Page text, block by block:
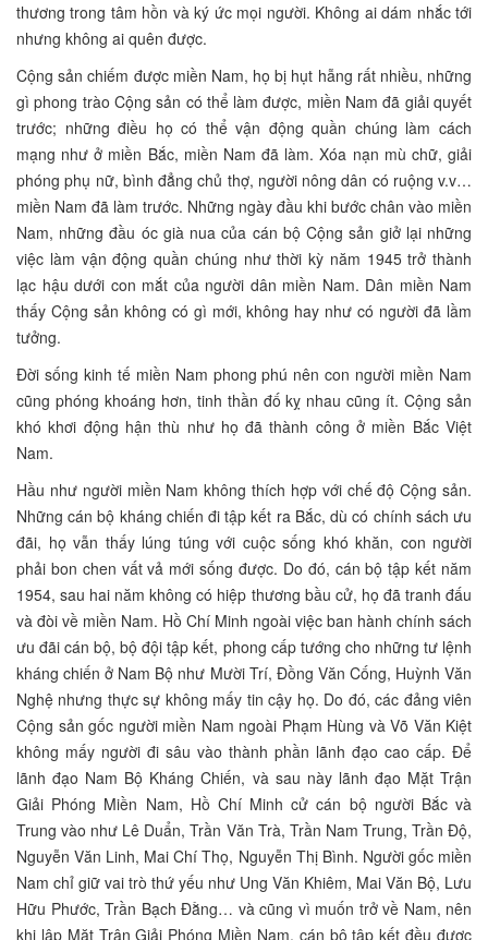
thương trong tâm hồn và ký ức mọi người. Không ai dám nhắc tới
nhưng không ai quên được.
Cộng sản chiếm được miền Nam, họ bị hụt hẫng rất nhiều, những
gì phong trào Cộng sản có thể làm được, miền Nam đã giải quyết
trước; những điều họ có thể vận động quần chúng làm cách
mạng như ở miền Bắc, miền Nam đã làm. Xóa nạn mù chữ, giải
phóng phụ nữ, bình đẳng chủ thợ, người nông dân có ruộng v.v…
miền Nam đã làm trước. Những ngày đầu khi bước chân vào miền
Nam, những đầu óc già nua của cán bộ Cộng sản giở lại những
việc làm vận động quần chúng như thời kỳ năm 1945 trở thành
lạc hậu dưới con mắt của người dân miền Nam. Dân miền Nam
thấy Cộng sản không có gì mới, không hay như có người đã lầm
tưởng.
Đời sống kinh tế miền Nam phong phú nên con người miền Nam
cũng phóng khoáng hơn, tinh thần đố kỵ nhau cũng ít. Cộng sản
khó khơi động hận thù như họ đã thành công ở miền Bắc Việt
Nam.
Hầu như người miền Nam không thích hợp với chế độ Cộng sản.
Những cán bộ kháng chiến đi tập kết ra Bắc, dù có chính sách ưu
đãi, họ vẫn thấy lúng túng với cuộc sống khó khăn, con người
phải bon chen vất vả mới sống được. Do đó, cán bộ tập kết năm
1954, sau hai năm không có hiệp thương bầu cử, họ đã tranh đấu
và đòi về miền Nam. Hồ Chí Minh ngoài việc ban hành chính sách
ưu đãi cán bộ, bộ đội tập kết, phong cấp tướng cho những tư lệnh
kháng chiến ở Nam Bộ như Mười Trí, Đồng Văn Cống, Huỳnh Văn
Nghệ nhưng thực sự không mấy tin cậy họ. Do đó, các đảng viên
Cộng sản gốc người miền Nam ngoài Phạm Hùng và Võ Văn Kiệt
không mấy người đi sâu vào thành phần lãnh đạo cao cấp. Để
lãnh đạo Nam Bộ Kháng Chiến, và sau này lãnh đạo Mặt Trận
Giải Phóng Miền Nam, Hồ Chí Minh cử cán bộ người Bắc và
Trung vào như Lê Duẩn, Trần Văn Trà, Trần Nam Trung, Trần Độ,
Nguyễn Văn Linh, Mai Chí Thọ, Nguyễn Thị Bình. Người gốc miền
Nam chỉ giữ vai trò thứ yếu như Ung Văn Khiêm, Mai Văn Bộ, Lưu
Hữu Phước, Trần Bạch Đằng… và cũng vì muốn trở về Nam, nên
khi lập Mặt Trận Giải Phóng Miền Nam, cán bộ tập kết đều được